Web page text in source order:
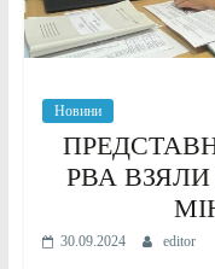
Новини
РВА ВЗЯЛИ
30.09.2024 editor